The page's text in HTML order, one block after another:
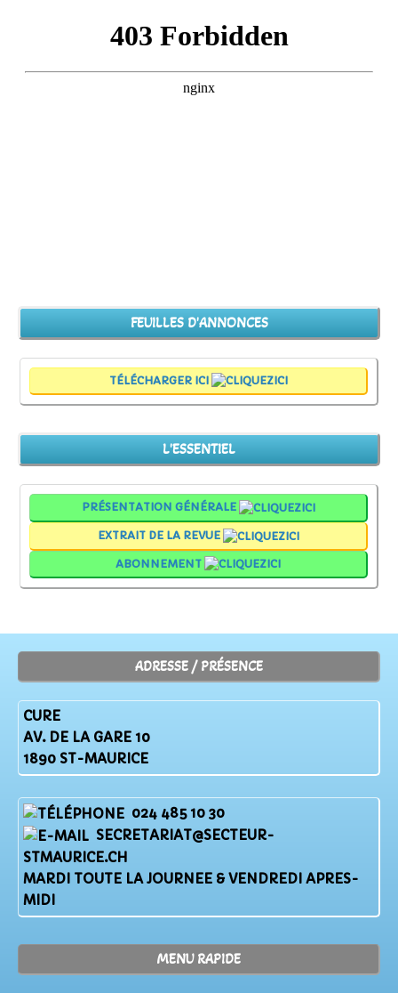
FEUILLES D'ANNONCES
TÉLÉCHARGER ICI
L'ESSENTIEL
PRÉSENTATION GÉNÉRALE
EXTRAIT DE LA REVUE
ABONNEMENT
ADRESSE / PRÉSENCE
CURE
AV. DE LA GARE 10
1890 ST-MAURICE
024 485 10 30
SECRETARIAT@SECTEUR-
STMAURICE.CH
MARDI TOUTE LA JOURNEE & VENDREDI APRES-
MIDI
MENU RAPIDE